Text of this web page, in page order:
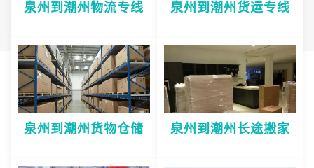
泉州到潮州物流专线 泉州到潮州货运专线
泉州到潮州货物仓储 泉州到潮州长途搬家